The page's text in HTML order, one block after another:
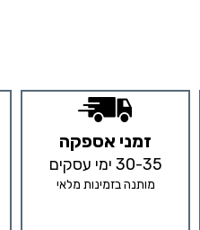
זמני אספקה
30-35 ימי עסקים
מותנה בזמינות מלאי